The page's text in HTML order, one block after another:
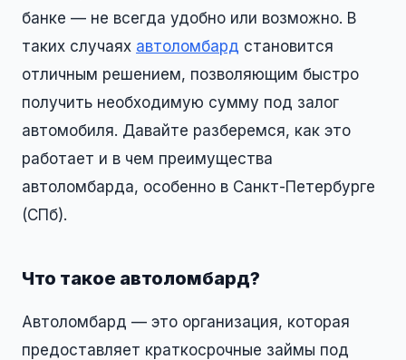
банке — не всегда удобно или возможно. В
таких случаях автоломбард становится
отличным решением, позволяющим быстро
получить необходимую сумму под залог
автомобиля. Давайте разберемся, как это
работает и в чем преимущества
автоломбарда, особенно в Санкт-Петербурге
(СПб).
Что такое автоломбард?
Автоломбард — это организация, которая
предоставляет краткосрочные займы под